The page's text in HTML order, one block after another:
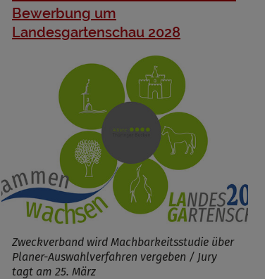
Bewerbung um
Landesgartenschau 2028
Zweckverband wird Machbarkeitsstudie über
Planer-Auswahlverfahren vergeben / Jury
tagt am 25. März